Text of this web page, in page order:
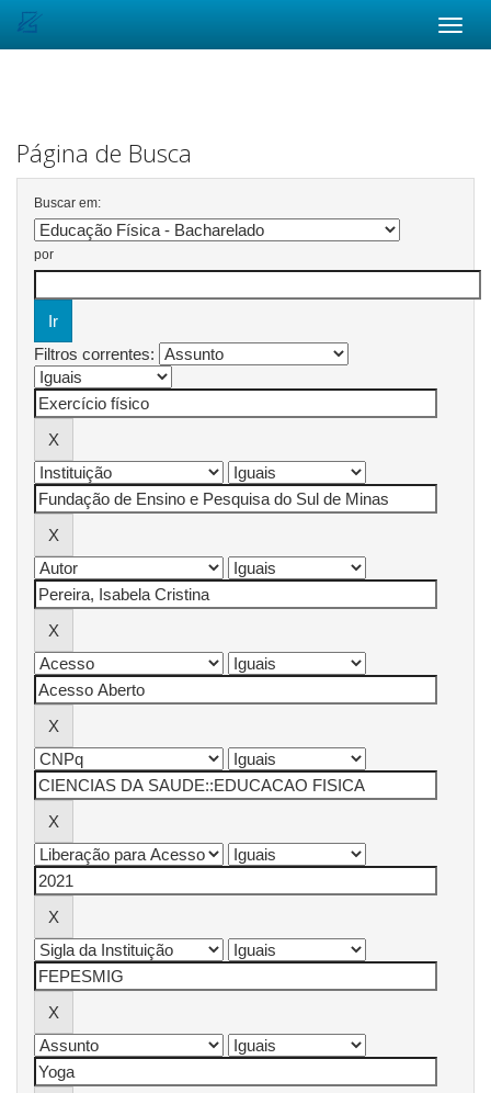
Página de Busca
Buscar em:
por
Filtros correntes: